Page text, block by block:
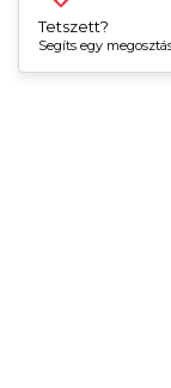
Tetszett?
Segíts egy